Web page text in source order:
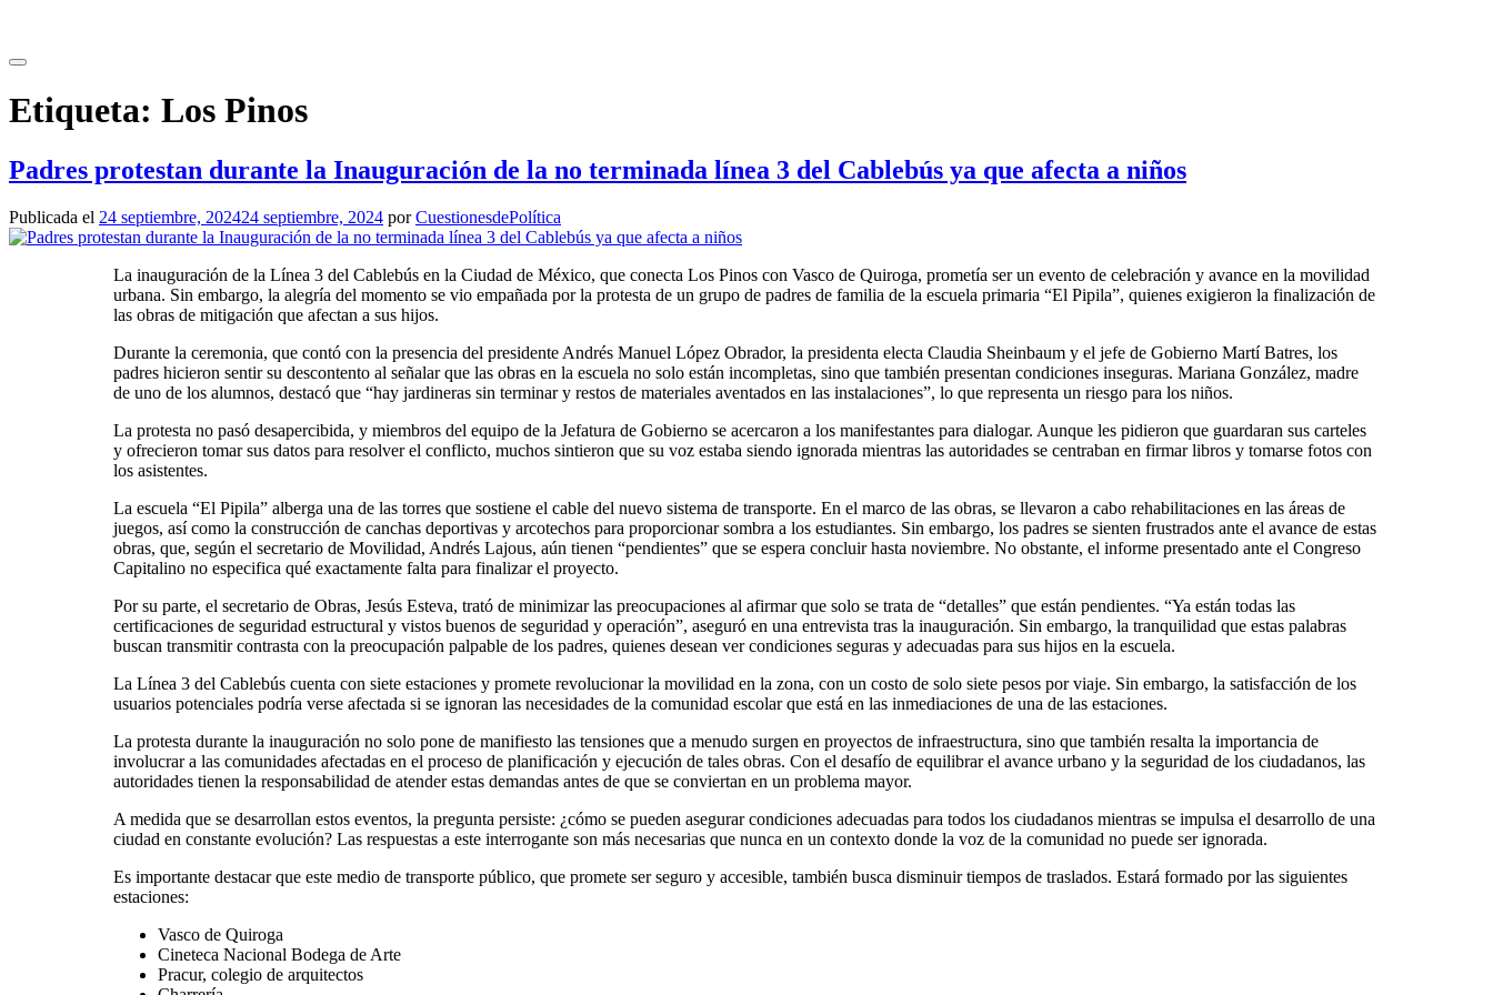
Etiqueta: Los Pinos
Padres protestan durante la Inauguración de la no terminada línea 3 del Cablebús ya que afecta a niños
Publicada el 24 septiembre, 202424 septiembre, 2024 porCuestionesdePolítica
La inauguración de la Línea 3 del Cablebús en la Ciudad de México, que conecta Los Pinos con Vasco de Quiroga, prometía ser un evento de celebración y avance en la movilidad
urbana. Sin embargo, la alegría del momento se vio empañada por la protesta de un grupo de padres de familia de la escuela primaria “El Pipila”, quienes exigieron la finalización de
las obras de mitigación que afectan a sus hijos.
Durante la ceremonia, que contó con la presencia del presidente Andrés Manuel López Obrador, la presidenta electa Claudia Sheinbaum y el jefe de Gobierno Martí Batres, los
padres hicieron sentir su descontento al señalar que las obras en la escuela no solo están incompletas, sino que también presentan condiciones inseguras. Mariana González, madre
de uno de los alumnos, destacó que “hay jardineras sin terminar y restos de materiales aventados en las instalaciones”, lo que representa un riesgo para los niños.
La protesta no pasó desapercibida, y miembros del equipo de la Jefatura de Gobierno se acercaron a los manifestantes para dialogar. Aunque les pidieron que guardaran sus carteles
y ofrecieron tomar sus datos para resolver el conflicto, muchos sintieron que su voz estaba siendo ignorada mientras las autoridades se centraban en firmar libros y tomarse fotos con
los asistentes.
La escuela “El Pipila” alberga una de las torres que sostiene el cable del nuevo sistema de transporte. En el marco de las obras, se llevaron a cabo rehabilitaciones en las áreas de
juegos, así como la construcción de canchas deportivas y arcotechos para proporcionar sombra a los estudiantes. Sin embargo, los padres se sienten frustrados ante el avance de estas
obras, que, según el secretario de Movilidad, Andrés Lajous, aún tienen “pendientes” que se espera concluir hasta noviembre. No obstante, el informe presentado ante el Congreso
Capitalino no especifica qué exactamente falta para finalizar el proyecto.
Por su parte, el secretario de Obras, Jesús Esteva, trató de minimizar las preocupaciones al afirmar que solo se trata de “detalles” que están pendientes. “Ya están todas las
certificaciones de seguridad estructural y vistos buenos de seguridad y operación”, aseguró en una entrevista tras la inauguración. Sin embargo, la tranquilidad que estas palabras
buscan transmitir contrasta con la preocupación palpable de los padres, quienes desean ver condiciones seguras y adecuadas para sus hijos en la escuela.
La Línea 3 del Cablebús cuenta con siete estaciones y promete revolucionar la movilidad en la zona, con un costo de solo siete pesos por viaje. Sin embargo, la satisfacción de los
usuarios potenciales podría verse afectada si se ignoran las necesidades de la comunidad escolar que está en las inmediaciones de una de las estaciones.
La protesta durante la inauguración no solo pone de manifiesto las tensiones que a menudo surgen en proyectos de infraestructura, sino que también resalta la importancia de
involucrar a las comunidades afectadas en el proceso de planificación y ejecución de tales obras. Con el desafío de equilibrar el avance urbano y la seguridad de los ciudadanos, las
autoridades tienen la responsabilidad de atender estas demandas antes de que se conviertan en un problema mayor.
A medida que se desarrollan estos eventos, la pregunta persiste: ¿cómo se pueden asegurar condiciones adecuadas para todos los ciudadanos mientras se impulsa el desarrollo de una
ciudad en constante evolución? Las respuestas a este interrogante son más necesarias que nunca en un contexto donde la voz de la comunidad no puede ser ignorada.
Es importante destacar que este medio de transporte público, que promete ser seguro y accesible, también busca disminuir tiempos de traslados. Estará formado por las siguientes
estaciones:
Vasco de Quiroga
Cineteca Nacional Bodega de Arte
Pracur, colegio de arquitectos